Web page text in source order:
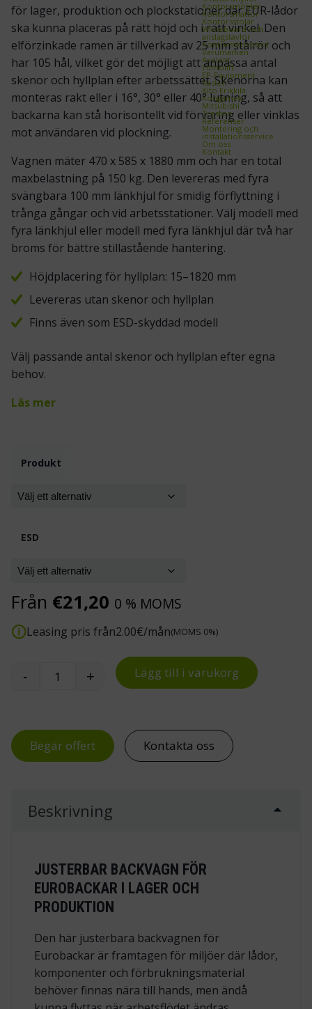
Kontorsmöbler
Kontorsmattor
Kontorsstolar
Whiteboard och
anslagstavlor
Kontorsskrivbord
Varumärken
Axelent
Edmolift
EP-Equipment
Kasten
Kito Erikkilä
Kongamek
Mitsubishi
Treston
Referenser
Montering och
installationsservice
Om oss
Kontakt
för lager, produktion och plockstationer där EUR-lådor
ska kunna placeras på rätt höjd och i rätt vinkel. Den
elförzinkade ramen är tillverkad av 25 mm stålrör och
har 105 hål, vilket gör det möjligt att anpassa antal
skenor och hyllplan efter arbetssättet. Skenorna kan
monteras rakt eller i 16°, 30° eller 40° lutning, så att
backarna kan stå horisontellt vid förvaring eller vinklas
mot användaren vid plockning.
Vagnen mäter 470 x 585 x 1880 mm och har en total
maxbelastning på 150 kg. Den levereras med fyra
svängbara 100 mm länkhjul för smidig förflyttning i
trånga gångar och vid arbetsstationer. Välj modell med
fyra länkhjul eller modell med fyra länkhjul där två har
broms för bättre stillastående hantering.
Höjdplacering för hyllplan: 15–1820 mm
Levereras utan skenor och hyllplan
Finns även som ESD-skyddad modell
Välj passande antal skenor och hyllplan efter egna
behov.
Läs mer
Produkt
ESD
Från €21,20 0 % MOMS
Leasing pris från2.00€/mån(MOMS 0%)
Justerbar backvagn för Eurobackar mängd
- + Lägg till i varukorg
Begär offert Kontakta oss
Beskrivning
JUSTERBAR BACKVAGN FÖR
EUROBACKAR I LAGER OCH
PRODUKTION
Den här justerbara backvagnen för
Eurobackar är framtagen för miljöer där lådor,
komponenter och förbrukningsmaterial
behöver finnas nära till hands, men ändå